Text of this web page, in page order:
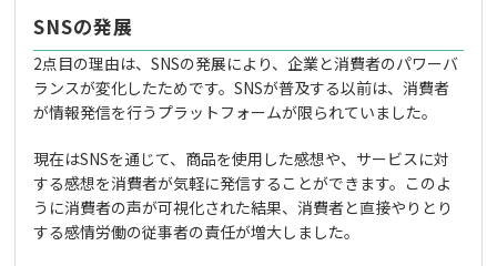
SNSの発展
2点目の理由は、SNSの発展により、企業と消費者のパワーバ
ランスが変化したためです。SNSが普及する以前は、消費者
が情報発信を行うプラットフォームが限られていました。
現在はSNSを通じて、商品を使用した感想や、サービスに対
する感想を消費者が気軽に発信することができます。このよ
うに消費者の声が可視化された結果、消費者と直接やりとり
する感情労働の従事者の責任が増大しました。